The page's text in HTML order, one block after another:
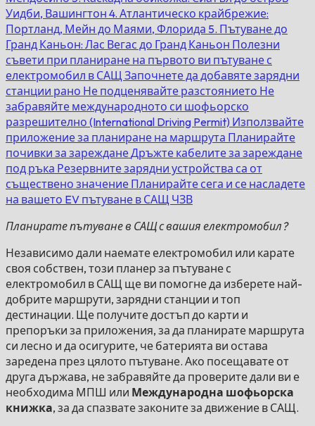
Уидби, Вашингтон 4. Атлантическо крайбрежие:
Портланд, Мейн до Маями, Флорида 5. Пътуване до
Гранд Каньон: Лас Вегас до Гранд Каньон Полезни
съвети при планиране на първото ви пътуване с
електромобил в САЩ Започнете да добавяте зарядни
станции рано Не подценявайте разстоянието Не
забравяйте международното си шофьорско
разрешително (International Driving Permit) Използвайте
приложение за планиране на маршрута Планирайте
почивки за зарежданеДръжте кабелите за зареждане
под ръка Резервните зарядни устройства са от
съществено значение Планирайте сега и се насладете
на вашето EV пътуване в САЩ ЧЗВ
Планирате пътуване в САЩ с вашия електромобил?
Независимо дали наемате електромобил или карате
своя собствен, този планер за пътуване с
електромобил в САЩ ще ви помогне да изберете най-
добрите маршрути, зарядни станции и топ
дестинации. Ще получите достъп до карти и
препоръки за приложения, за да планирате маршрута
си лесно и да осигурите, че батерията ви остава
заредена през цялото пътуване. Ако посещавате от
друга държава, не забравяйте да проверите дали ви е
необходима МПШ или Международна шофьорска
книжка, за да спазвате законите за движение в САЩ.